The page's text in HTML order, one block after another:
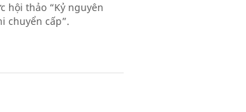
hội thảo “Kỷ nguyên
chuyển cấp”.